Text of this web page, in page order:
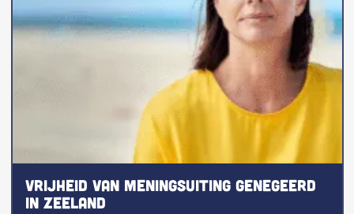
Vrijheid van Meningsuiting genegeerd
in Zeeland